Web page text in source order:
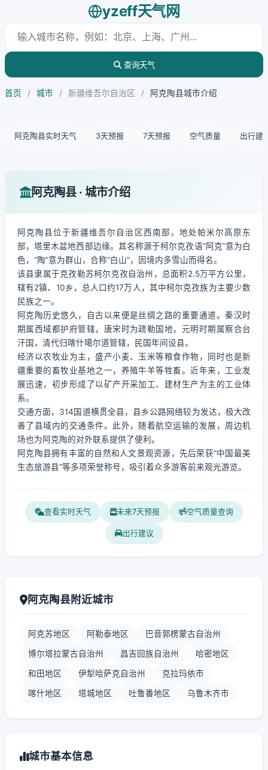
yzeff天气网
查询天气
首页 / 城市 / 新疆维吾尔自治区 / 阿克陶县城市介绍
阿克陶县实时天气 3天预报 7天预报 空气质量 出行建
阿克陶县 · 城市介绍
阿克陶县位于新疆维吾尔自治区西南部，地处帕米尔高原东
部，塔里木盆地西部边缘。其名称源于柯尔克孜语“阿克”意为白
色，“陶”意为群山，合称“白山”，因境内多雪山而得名。
该县隶属于克孜勒苏柯尔克孜自治州，总面积2.5万平方公里，
辖有2镇、10乡，总人口约17万人，其中柯尔克孜族为主要少数
民族之一。
阿克陶历史悠久，自古以来便是丝绸之路的重要通道。秦汉时
期属西域都护府管辖，唐宋时为疏勒国地，元明时期属察合台
汗国，清代归喀什噶尔道管辖，民国年间设县。
经济以农牧业为主，盛产小麦、玉米等粮食作物，同时也是新
疆重要的畜牧业基地之一，养殖牛羊等牲畜。近年来，工业发
展迅速，初步形成了以矿产开采加工、建材生产为主的工业体
系。
交通方面，314国道横贯全县，县乡公路网络较为发达，极大改
善了县域内的交通条件。此外，随着航空运输的发展，周边机
场也为阿克陶的对外联系提供了便利。
阿克陶县拥有丰富的自然和人文景观资源，先后荣获“中国最美
生态旅游县”等多项荣誉称号，吸引着众多游客前来观光游览。
查看实时天气 未来7天预报 空气质量查询
出行建议
阿克陶县附近城市
阿克苏地区 阿勒泰地区 巴音郭楞蒙古自治州
博尔塔拉蒙古自治州 昌吉回族自治州 哈密地区
和田地区 伊犁哈萨克自治州 克拉玛依市
喀什地区 塔城地区 吐鲁番地区 乌鲁木齐市
城市基本信息